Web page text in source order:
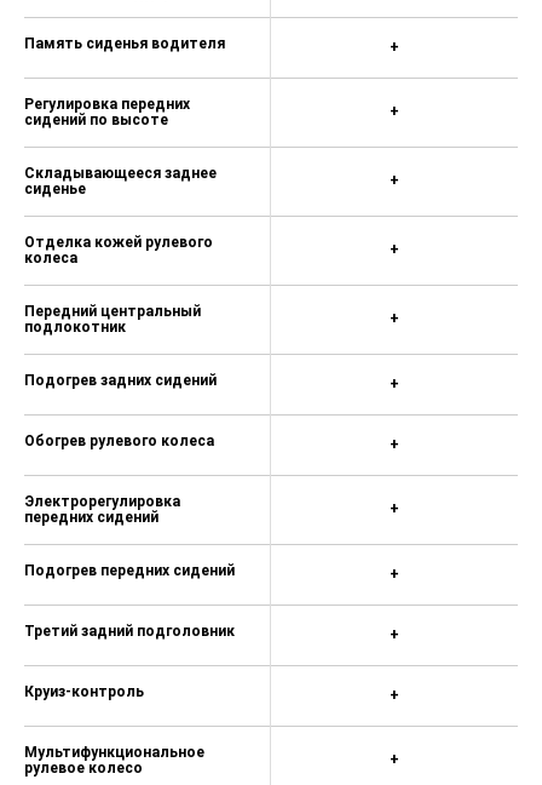
Память сиденья водителя
Регулировка передних
сидений по высоте
Складывающееся заднее
сиденье
Отделка кожей рулевого
колеса
Передний центральный
подлокотник
Подогрев задних сидений
Обогрев рулевого колеса
Электрорегулировка
передних сидений
Подогрев передних сидений
Третий задний подголовник
Круиз-контроль
Мультифункциональное
рулевое колесо
+
+
+
+
+
+
+
+
+
+
+
+